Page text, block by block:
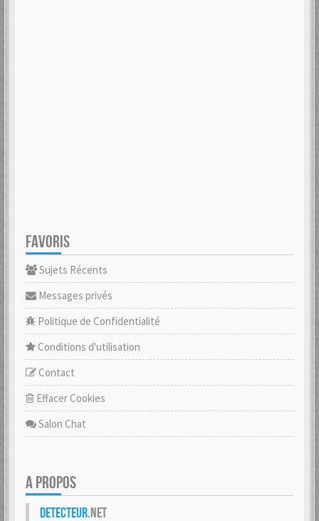
FAVORIS
Sujets Récents
Messages privés
Politique de Confidentialité
Conditions d'utilisation
Contact
Effacer Cookies
Salon Chat
A PROPOS
Detecteur.net